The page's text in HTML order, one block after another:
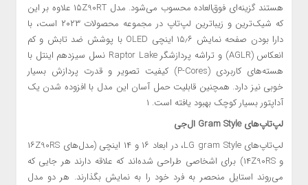
هستند گزینه‌ای فوق‌العاده محسوب می‌شود. مدل ۱۵Z90RT علاوه بر این
که شیک‌ترین و زیباترین لپ‌تاپ در مجموعه محصولات ۲۰۲۳ است، با
دارا بودن صفحه نمایش ۱۵٫۶ اینچی OLED با پوشش ضد تابش و کم
انعکاس (AGLR) و تراشه پردازشگر Raptor Lake نسل سیزدهم اینتل با
هسته‌های کاربردی (P-Cores) کیفیت تصویر و قدرت پردازش بسیار
خوبی نیز دارد. همچنین قابلیت حمل آسان این مدل با افزوده شدن یک
آداپتور بسیار کوچک بهبود یافته است. ۱
لپ‌تاپ‌هایGram Style ال‌جی
لپ‌تاپ‌های LG gram Style، در ابعاد ۱۶ و ۱۴ اینچی (مدل‌های ۱۶Z90RS
و ۱۴Z90RS) برای اشخاصی طراحی شده‌اند که علاقه دارند هر جایی که
می‌روند استایل منحصر به فرد خود را به نمایش بگذارند. هر دو مدل